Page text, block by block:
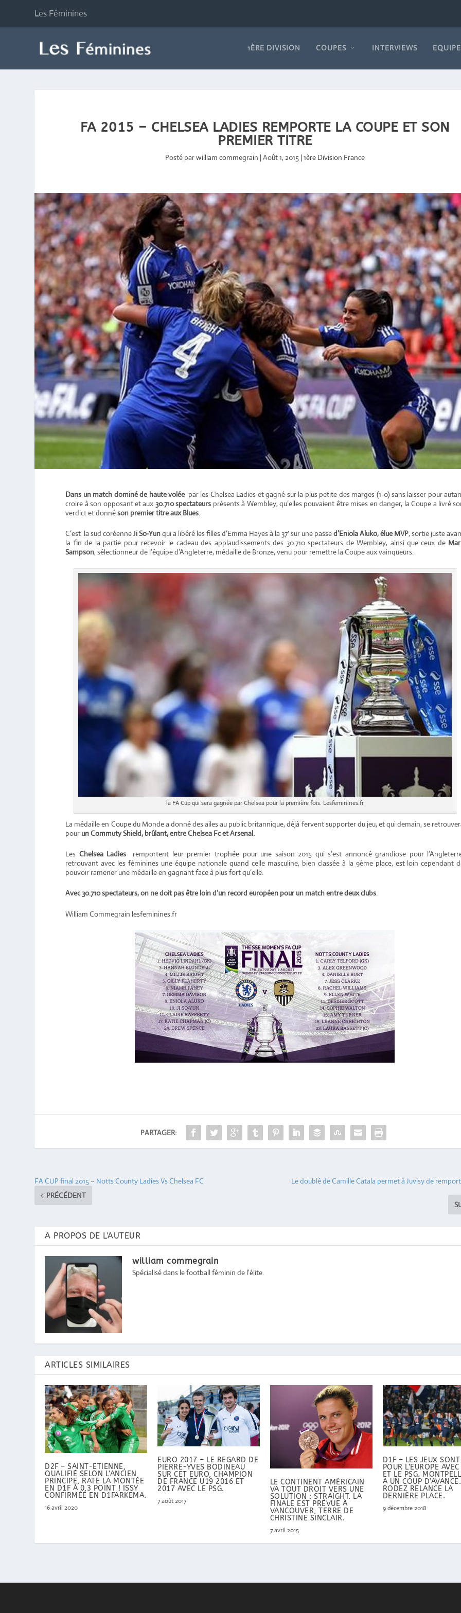
Les Féminines
1ÈRE DIVISION COUPES INTERVIEWS
FA 2015 – CHELSEA LADIES REMPORTE LA COUPE ET SON
PREMIER TITRE
Posté parwilliam commegrain |Août 1, 2015|1ère Division France
Dans un match dominé de haute volée par les Chelsea Ladies et gagné sur la plus petite des marges (1-0) sans laisser pour
croire à son opposant et aux 30.710 spectateurs présents à Wembley, qu’elles pouvaient être mises en danger, la Coupe a livré
verdict et donnéson premier titre aux Blues.
C’est la sud coréenneJi So-Yunqui a libéré les filles d’Emma Hayes à la 37′ sur une passed’Eniola Aluko, élue MVP, sortie juste
la fin de la partie pour recevoir le cadeau des applaudissements des 30.710 spectateurs de Wembley, ainsi que ceux de
Sampson, sélectionneur de l’équipe d’Angleterre, médaille de Bronze, venu pour remettre la Coupe aux vainqueurs.
la FA Cup qui sera gagnée par Chelsea pour la première fois. Lesfeminines.fr
La médaille en Coupe du Monde a donné des ailes au public britannique, déjà fervent supporter du jeu, et qui demain, se
pour un Commuty Shield, brûlant, entre Chelsea Fc et Arsenal.
Les Chelsea Ladies remportent leur premier trophée pour une saison 2015 qui s’est annoncé grandiose pour
retrouvant avec les féminines une équipe nationale quand celle masculine, bien classée à la 9ème place, est loin cependant
pouvoir ramener une médaille en gagnant face à plus fort qu’elle.
Avec 30.710 spectateurs, on ne doit pas être loin d’un record européen pour un match entre deux clubs.
William Commegrain lesfeminines.fr
PARTAGER:
FA CUP final 2015 – Notts County Ladies Vs Chelsea FC
PRÉCÉDENT
Le doublé de Camille Catala permet à Juvisy de
A PROPOS DE L'AUTEUR
william commegrain
Spécialisé dans le football féminin de l'élite.
ARTICLES SIMILAIRES
D2F – SAINT-ETIENNE,
QUALIFIÉ SELON L’ANCIEN
PRINCIPE, RATE LA MONTÉE
EN D1F À 0,3 POINT ! ISSY
CONFIRMÉE EN D1FARKEMA.
16 avril 2020
EURO 2017 – LE REGARD DE
PIERRE-YVES BODINEAU
SUR CET EURO, CHAMPION
DE FRANCE U19 2016 ET
2017 AVEC LE PSG.
7 août 2017
LE CONTINENT AMÉRICAIN
VA TOUT DROIT VERS UNE
SOLUTION : STRAIGHT. LA
FINALE EST PRÉVUE À
VANCOUVER, TERRE DE
CHRISTINE SINCLAIR.
7 avril 2015
D1F – LES JEUX
POUR L’EUROPE AVEC
ET LE PSG.
A UN COUP D’AVANCE.
RODEZ RELANCE LA
DERNIÈRE PLACE.
9 décembre 2018